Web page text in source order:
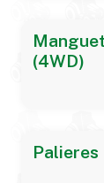
(4WD)
Palieres